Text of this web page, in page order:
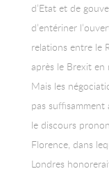
d’Etat et de
d’entériner
relations entre le
après le Brexit en
Mais les
pas suffisamment
le discours
Florence, dans
Londres